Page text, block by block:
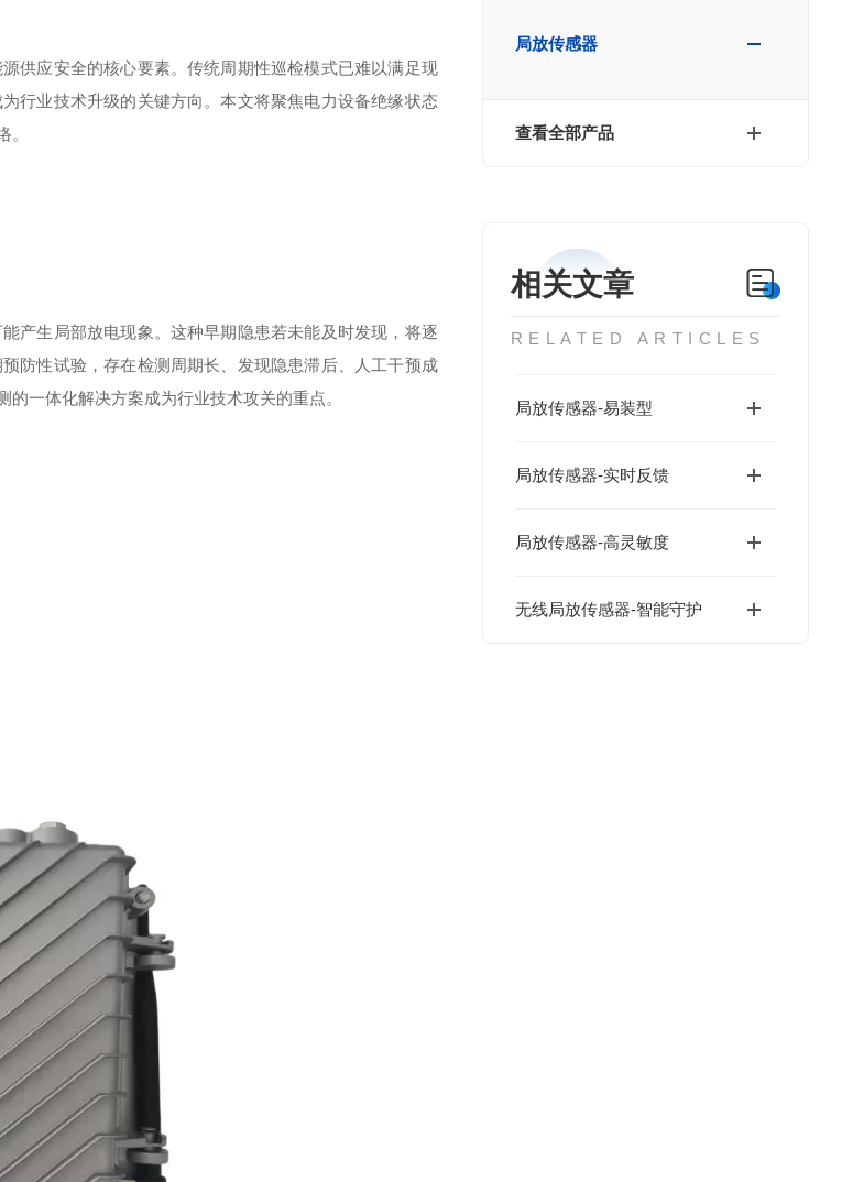
局放传感器
查看全部产品
相关文章
RELATED ARTICLES
局放传感器-易装型
局放传感器-实时反馈
局放传感器-高灵敏度
无线局放传感器-智能守护
供应安全的核心要素。传统周期性巡检模式已难以满足现
行业技术升级的关键方向。本文将聚焦电力设备绝缘状态
。
产生局部放电现象。这种早期隐患若未能及时发现，将逐
防性试验，存在检测周期长、发现隐患滞后、人工干预成
一体化解决方案成为行业技术攻关的重点。